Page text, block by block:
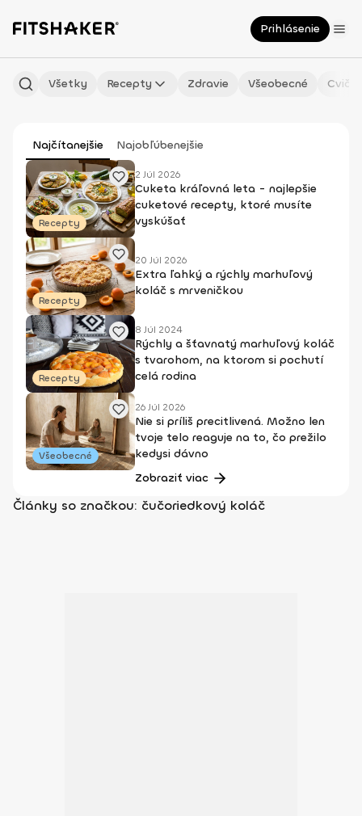
Prihlásenie
Všetky Recepty Zdravie Všeobecné
Najčítanejšie Najobľúbenejšie
Recepty
2 Júl 2026
Cuketa kráľovná leta - najlepšie
cuketové recepty, ktoré musíte
vyskúšať
Recepty
20 Júl 2026
Extra ľahký a rýchly marhuľový
koláč s mrveničkou
Recepty
8 Júl 2024
Rýchly a šťavnatý marhuľový koláč
s tvarohom, na ktorom si pochutí
celá rodina
Všeobecné
26 Júl 2026
Nie si príliš precitlivená. Možno len
tvoje telo reaguje na to, čo prežilo
kedysi dávno
Zobraziť viac
Články so značkou: čučoriedkový koláč